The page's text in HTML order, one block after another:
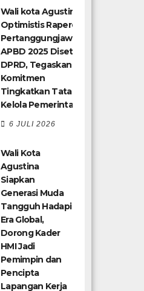
Wali kota Agustina
Optimistis Raperda
Pertanggungjawaban
APBD 2025 Disetujui
DPRD, Tegaskan
Komitmen
Tingkatkan Tata
Kelola Pemerintahan
6 JULI 2026
Wali Kota
Agustina
Siapkan
Generasi Muda
Tangguh Hadapi
Era Global,
Dorong Kader
HMI Jadi
Pemimpin dan
Pencipta
Lapangan Kerja